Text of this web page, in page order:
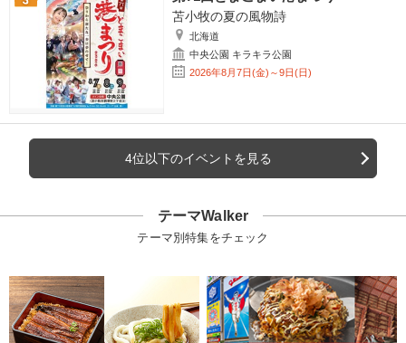
苫小牧の夏の風物詩
北海道
中央公園 キラキラ公園
2026年8月7日(金)～9日(日)
4位以下のイベントを見る
テーマWalker
テーマ別特集をチェック